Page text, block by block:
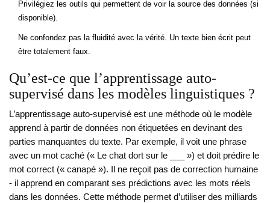
Privilégiez les outils qui permettent de voir la source des données (si
disponible).
Ne confondez pas la fluidité avec la vérité. Un texte bien écrit peut
être totalement faux.
Qu’est-ce que l’apprentissage auto-
supervisé dans les modèles linguistiques ?
L’apprentissage auto-supervisé est une méthode où le modèle
apprend à partir de données non étiquetées en devinant des
parties manquantes du texte. Par exemple, il voit une phrase
avec un mot caché (« Le chat dort sur le ___ ») et doit prédire le
mot correct (« canapé »). Il ne reçoit pas de correction humaine
- il apprend en comparant ses prédictions avec les mots réels
dans les données. Cette méthode permet d’utiliser des milliards